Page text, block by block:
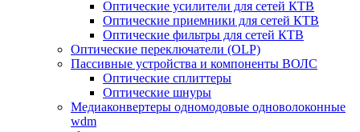
Оптические усилители для сетей КТВ
Оптические приемники для сетей КТВ
Оптические фильтры для сетей КТВ
Оптические переключатели (OLP)
Пассивные устройства и компоненты ВОЛС
Оптические сплиттеры
Оптические шнуры
Медиаконвертеры одномодовые одноволоконные
wdm